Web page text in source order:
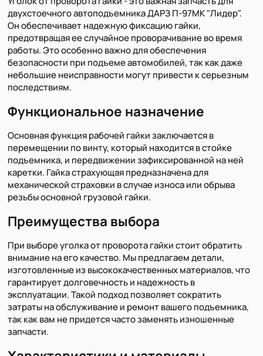
двухстоечного автоподъемника ДАРЗ П-97МК "Лидер".
Он обеспечивает надежную фиксацию гайки,
предотвращая ее случайное проворачивание во время
работы. Это особенно важно для обеспечения
безопасности при подъеме автомобилей, так как даже
небольшие неисправности могут привести к серьезным
последствиям.
Функциональное назначение
Основная функция рабочей гайки заключается в
перемещении по винту, который находится в стойке
подъемника, и передвижении зафиксированной на ней
каретки. Гайка страхующая предназначена для
механической страховки в случае износа или обрыва
резьбы основной грузовой гайки.
Преимущества выбора
При выборе уголка от проворота гайки стоит обратить
внимание на его качество. Мы предлагаем детали,
изготовленные из высококачественных материалов, что
гарантирует долговечность и надежность в
эксплуатации. Такой подход позволяет сократить
затраты на обслуживание и ремонт вашего подъемника,
так как вам не придется часто заменять изношенные
запчасти.